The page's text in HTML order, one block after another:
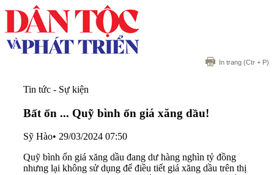
In trang (Ctr + P)
Tin tức - Sự kiện
Bất ổn ... Quỹ bình ổn giá xăng dầu!
Sỹ Hào• 29/03/2024 07:50
Quỹ bình ổn giá xăng dầu đang dư hàng nghìn tỷ đồng
nhưng lại không sử dụng để điều tiết giá xăng dầu trên thị